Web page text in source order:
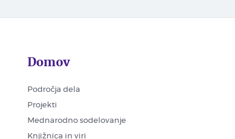
Domov
Področja dela
Projekti
Mednarodno sodelovanje
Knjižnica in viri